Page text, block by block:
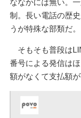
ななかには無い。
制。長い電話の歴
うが特殊な部類だ。
そもそも普段は
番号による発信は
額がなくて支払額